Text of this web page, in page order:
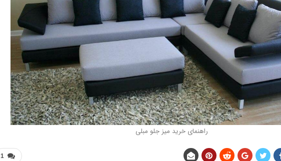
راهنمای خرید میز جلو مبلی
1